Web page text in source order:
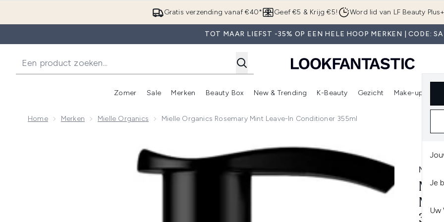
Overslaan naar de hoofdinhoud
Gratis verzending vanaf €40* Geef €5 & Krijg €5! Word lid van LF Beauty Plus+
TOT MAAR LIEFST -35% OP EEN HELE HOOP MERKEN | CODE:
Je
Uw
Zomer
Enter submenu (Zomer)
Sale
Enter submenu (Sale)
Merken
Enter submenu (Merken)
Beauty Box
Enter submenu (Beauty Box)
New & Trending
Enter submenu (New & Trending)
K-Beauty
Enter submenu (K-Beauty)
Gezicht Make-up
Home Merken Mielle Organics Mielle Organics Rosemary Mint Leave-In Conditioner 355ml
Now showing image 1 Mielle Organics Rosemary Mint Leave-In Conditioner 355ml